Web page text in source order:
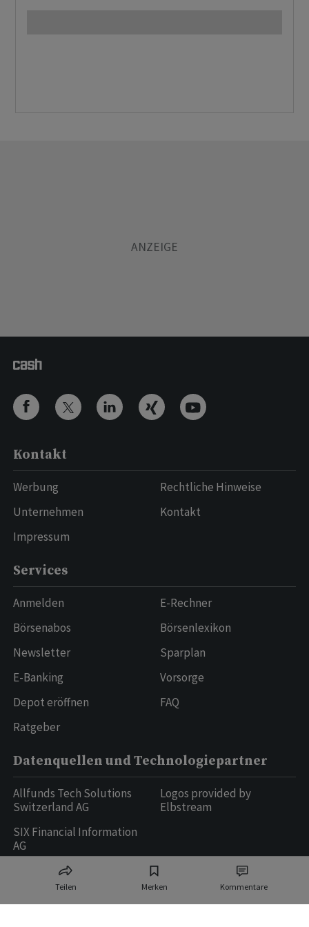
Teilen Merken Kommentare
Kontakt
Werbung
Unternehmen
Impressum
Rechtliche Hinweise
Kontakt
Services
Anmelden
Börsenabos
Newsletter
E-Banking
Depot eröffnen
Ratgeber
E-Rechner
Börsenlexikon
Sparplan
Vorsorge
FAQ
Datenquellen und Technologiepartner
Allfunds Tech Solutions
Switzerland AG
SIX Financial Information
AG
Logos provided by
Elbstream